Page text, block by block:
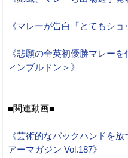
《マレーが告白「とてもシ
《悲願の全英初優勝マレー
ィンブルドン＞》
■関連動画■
《芸術的なバックハンドを
アーマガジン Vol.187》